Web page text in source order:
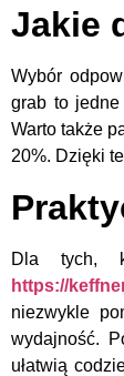
Jakie
Wybór
grab to
Warto także
20%. Dzięki
Dla tych,
https://
niezwykle
wydajność.
ułatwią